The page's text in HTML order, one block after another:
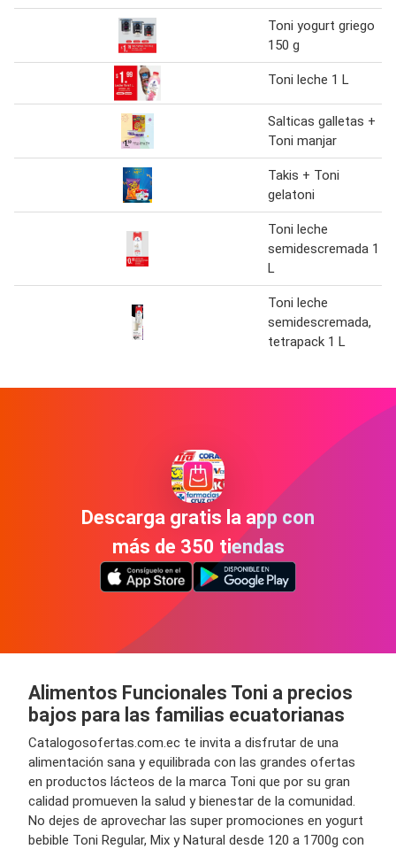
Toni yogurt griego
150 g
Toni leche 1 L
Salticas galletas +
Toni manjar
Takis + Toni
gelatoni
Toni leche
semidescremada 1
L
Toni leche
semidescremada,
tetrapack 1 L
Descarga gratis la app con
más de 350 tiendas
Alimentos Funcionales Toni a precios
bajos para las familias ecuatorianas
Catalogosofertas.com.ec te invita a disfrutar de una
alimentación sana y equilibrada con las grandes ofertas
en productos lácteos de la marca Toni que por su gran
calidad promueven la salud y bienestar de la comunidad.
No dejes de aprovechar las super promociones en yogurt
bebible Toni Regular, Mix y Natural desde 120 a 1700g con